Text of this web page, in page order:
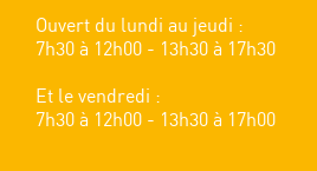
Ouvert du lundi au jeudi :
7h30 à 12h00 - 13h30 à 17h30
Et le vendredi :
7h30 à 12h00 - 13h30 à 17h00